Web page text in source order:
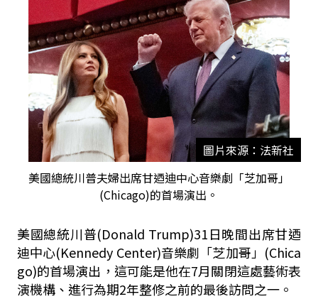
圖片來源：法新社
美國總統川普夫婦出席甘迺迪中心音樂劇「芝加哥」
(Chicago)的首場演出。
美國總統川普(Donald Trump)31日晚間出席甘迺
迪中心(Kennedy Center)音樂劇「芝加哥」(Chica
go)的首場演出，這可能是他在7月關閉這處藝術表
演機構、進行為期2年整修之前的最後訪問之一。